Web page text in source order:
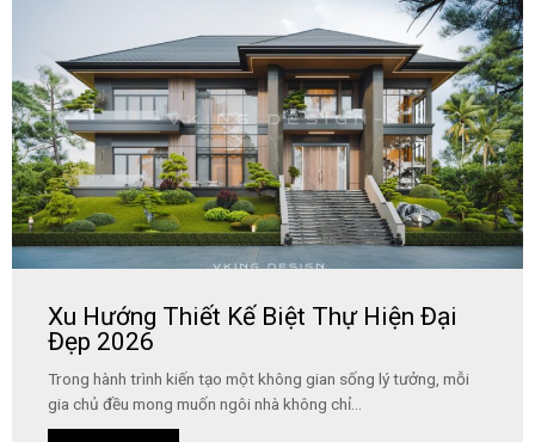
Xu Hướng Thiết Kế Biệt Thự Hiện Đại
Đẹp 2026
Trong hành trình kiến tạo một không gian sống lý tưởng, mỗi
gia chủ đều mong muốn ngôi nhà không chỉ...